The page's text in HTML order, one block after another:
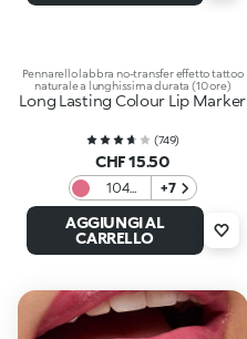
Pennarello labbra no-transfer effetto tattoo
naturale a lunghissima durata (10 ore)
Long Lasting Colour Lip Marker
(749)
CHF 15.50
104
Rosa
Intenso
+7
AGGIUNGI AL
CARRELLO